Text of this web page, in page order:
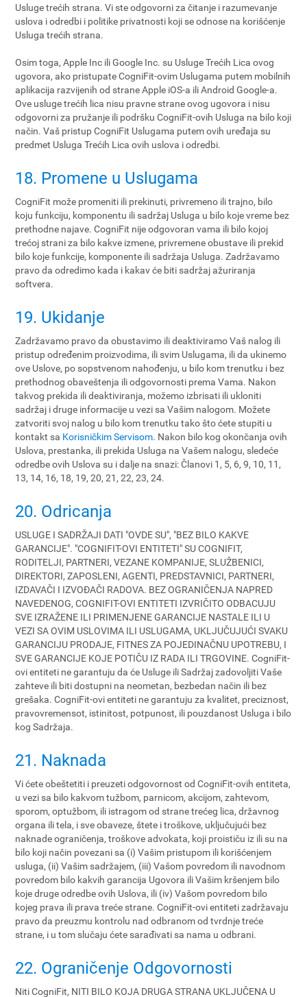
Usluge trećih strana. Vi ste odgovorni za čitanje i razumevanje
uslova i odredbi i politike privatnosti koji se odnose na korišćenje
Usluga trećih strana.
Osim toga, Apple Inc ili Google Inc. su Usluge Trećih Lica ovog
ugovora, ako pristupate CogniFit-ovim Uslugama putem mobilnih
aplikacija razvijenih od strane Apple iOS-a ili Android Google-a.
Ove usluge trećih lica nisu pravne strane ovog ugovora i nisu
odgovorni za pružanje ili podršku CogniFit-ovih Usluga na bilo koji
način. Vaš pristup CogniFit Uslugama putem ovih uređaja su
predmet Usluga Trećih Lica ovih uslova i odredbi.
18. Promene u Uslugama
CogniFit može promeniti ili prekinuti, privremeno ili trajno, bilo
koju funkciju, komponentu ili sadržaj Usluga u bilo koje vreme bez
prethodne najave. CogniFit nije odgovoran vama ili bilo kojoj
trećoj strani za bilo kakve izmene, privremene obustave ili prekid
bilo koje funkcije, komponente ili sadržaja Usluga. Zadržavamo
pravo da odredimo kada i kakav će biti sadržaj ažuriranja
softvera.
19. Ukidanje
Zadržavamo pravo da obustavimo ili deaktiviramo Vaš nalog ili
pristup određenim proizvodima, ili svim Uslugama, ili da ukinemo
ove Uslove, po sopstvenom nahođenju, u bilo kom trenutku i bez
prethodnog obaveštenja ili odgovornosti prema Vama. Nakon
takvog prekida ili deaktiviranja, možemo izbrisati ili ukloniti
sadržaj i druge informacije u vezi sa Vašim nalogom. Možete
zatvoriti svoj nalog u bilo kom trenutku tako što ćete stupiti u
kontakt sa Korisničkim Servisom. Nakon bilo kog okončanja ovih
Uslova, prestanka, ili prekida Usluga na Vašem nalogu, sledeće
odredbe ovih Uslova su i dalje na snazi: Članovi 1, 5, 6, 9, 10, 11,
13, 14, 16, 18, 19, 20, 21, 22, 23, 24.
20. Odricanja
USLUGE I SADRŽAJI DATI "OVDE SU", "BEZ BILO KAKVE
GARANCIJE". "COGNIFIT-OVI ENTITETI" SU COGNIFIT,
RODITELJI, PARTNERI, VEZANE KOMPANIJE, SLUŽBENICI,
DIREKTORI, ZAPOSLENI, AGENTI, PREDSTAVNICI, PARTNERI,
IZDAVAČI I IZVOĐAČI RADOVA. BEZ OGRANIČENJA NAPRED
NAVEDENOG, COGNIFIT-OVI ENTITETI IZVRIČITO ODBACUJU
SVE IZRAŽENE ILI PRIMENJENE GARANCIJE NASTALE ILI U
VEZI SA OVIM USLOVIMA ILI USLUGAMA, UKLJUČUJUĆI SVAKU
GARANCIJU PRODAJE, FITNES ZA POJEDINAČNU UPOTREBU, I
SVE GARANCIJE KOJE POTIČU IZ RADA ILI TRGOVINE. CogniFit-
ovi entiteti ne garantuju da će Usluge ili Sadržaj zadovoljiti Vaše
zahteve ili biti dostupni na neometan, bezbedan način ili bez
grešaka. CogniFit-ovi entiteti ne garantuju za kvalitet, preciznost,
pravovremensot, istinitost, potpunost, ili pouzdanost Usluga i bilo
kog Sadržaja.
21. Naknada
Vi ćete obeštetiti i preuzeti odgovornost od CogniFit-ovih entiteta,
u vezi sa bilo kakvom tužbom, parnicom, akcijom, zahtevom,
sporom, optužbom, ili istragom od strane trećeg lica, državnog
organa ili tela, i sve obaveze, štete i troškove, uključujući bez
naknade ograničenja, troškove advokata, koji proističu iz ili su na
bilo koji način povezani sa (i) Vašim pristupom ili korišćenjem
usluga, (ii) Vašim sadržajem, (iii) Vašom povredom ili navodnom
povredom bilo kakvih garancija Ugovora ili Vašim kršenjem bilo
koje druge odredbe ovih Uslova, ili (iv) Vašom povredom bilo
kojeg prava ili prava treće strane. CogniFit-ovi entiteti zadržavaju
pravo da preuzmu kontrolu nad odbranom od tvrdnje treće
strane, i u tom slučaju ćete sarađivati sa nama u odbrani.
22. Ograničenje Odgovornosti
Niti CogniFit, NITI BILO KOJA DRUGA STRANA UKLJUČENA U